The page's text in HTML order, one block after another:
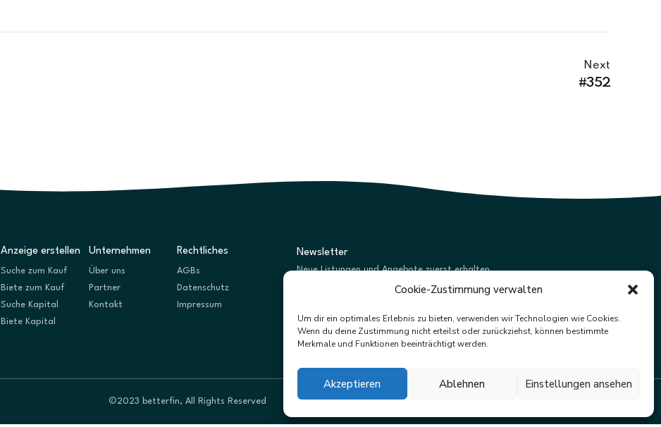
Cookie-Zustimmung verwalten
Um dir ein optimales Erlebnis zu bieten, verwenden wir Technologien wie Cookies.
Wenn du deine Zustimmung nicht erteilst oder zurückziehst, können bestimmte
Merkmale und Funktionen beeinträchtigt werden.
Akzeptieren Ablehnen Einstellungen ansehen
Next
#352
Anzeige erstellen
Suche zum Kauf
Biete zum Kauf
Suche Kapital
Biete Kapital
Unternehmen
Über uns
Partner
Kontakt
Rechtliches
AGBs
Datenschutz
Impressum
Newsletter
Neue Listungen und Angebote zuerst erhalten.
Abonnieren
©2023 betterfin, All Rights Reserved